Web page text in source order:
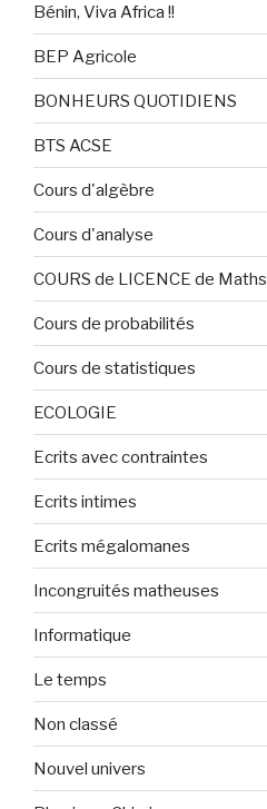
Bénin, Viva Africa !!
BEP Agricole
BONHEURS QUOTIDIENS
BTS ACSE
Cours d'algèbre
Cours d'analyse
COURS de LICENCE de Maths
Cours de probabilités
Cours de statistiques
ECOLOGIE
Ecrits avec contraintes
Ecrits intimes
Ecrits mégalomanes
Incongruités matheuses
Informatique
Le temps
Non classé
Nouvel univers